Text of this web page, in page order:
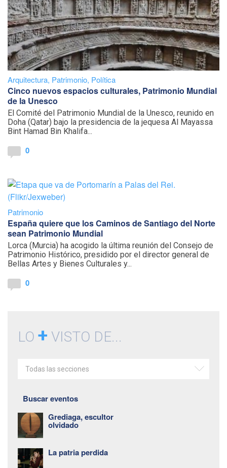
Arquitectura, Patrimonio, Política
Cinco nuevos espacios culturales, Patrimonio Mundial
de la Unesco
El Comité del Patrimonio Mundial de la Unesco, reunido en
Doha (Qatar) bajo la presidencia de la jequesa Al Mayassa
Bint Hamad Bin Khalifa...
0
Patrimonio
España quiere que los Caminos de Santiago del Norte
sean Patrimonio Mundial
Lorca (Murcia) ha acogido la última reunión del Consejo de
Patrimonio Histórico, presidido por el director general de
Bellas Artes y Bienes Culturales y...
0
LO + VISTO DE...
Todas las secciones
Buscar eventos
Grediaga, escultor
olvidado
La patria perdida